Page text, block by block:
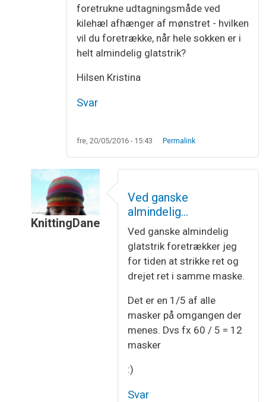
foretrukne udtagningsmåde ved
kilehæl afhænger af mønstret - hvilken
vil du foretrække, når hele sokken er i
helt almindelig glatstrik?
Hilsen Kristina
Svar
fre, 20/05/2016 - 15:43 Permalink
KnittingDane
Spørgsmål til hælespidsafKristina
Ved ganske
almindelig…
Ved ganske almindelig
glatstrik foretrækker jeg
for tiden at strikke ret og
drejet ret i samme maske.
Det er en 1/5 af alle
masker på omgangen der
menes. Dvs fx 60 / 5 = 12
masker
:)
Svar